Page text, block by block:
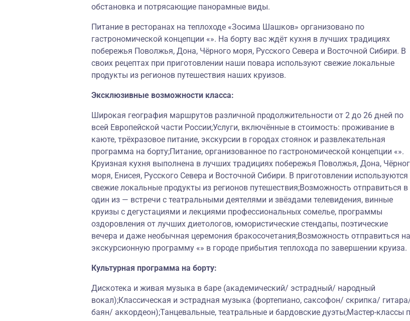
обстановка и потрясающие панорамные виды.
Питание в ресторанах на теплоходе «Зосима Шашков» организовано по
гастрономической концепции «». На борту вас ждёт кухня в лучших традициях
побережья Поволжья, Дона, Чёрного моря, Русского Севера и Восточной Сибири. В
своих рецептах при приготовлении наши повара используют свежие локальные
продукты из регионов путешествия наших круизов.
Эксклюзивные возможности класса:
Широкая география маршрутов различной продолжительности от 2 до 26 дней по
всей Европейской части России;Услуги, включённые в стоимость: проживание в
каюте, трёхразовое питание, экскурсии в городах стоянок и развлекательная
программа на борту;Питание, организованное по гастрономической концепции «».
Круизная кухня выполнена в лучших традициях побережья Поволжья, Дона,
моря, Енисея, Русского Севера и Восточной Сибири. В приготовлении используются
свежие локальные продукты из регионов путешествия;Возможность отправиться в
один из — встречи с театральными деятелями и звёздами телевидения, винные
круизы с дегустациями и лекциями профессиональных сомелье, программы
оздоровления от лучших диетологов, юмористические стендапы, поэтические
вечера и даже необычная церемония бракосочетания;Возможность отправиться на
экскурсионную программу «» в городе прибытия теплохода по завершении круиза.
Культурная программа на борту:
Дискотека и живая музыка в баре (академический/ эстрадный/ народный
вокал);Классическая и эстрадная музыка (фортепиано, саксофон/ скрипка/
баян/ аккордеон);Танцевальные, театральные и бардовские дуэты;Мастер-классы